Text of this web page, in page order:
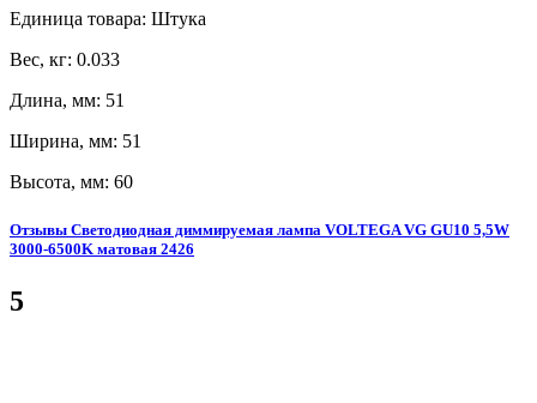
Единица товара: Штука
Вес, кг: 0.033
Длина, мм: 51
Ширина, мм: 51
Высота, мм: 60
Отзывы Светодиодная диммируемая лампа VOLTEGA VG GU10 5,5W
3000-6500K матовая 2426
5